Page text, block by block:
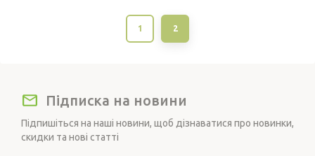
Підписка на новини
Підпишіться на наші новини, щоб дізнаватися про новинки,
скидки та нові статті
1 2